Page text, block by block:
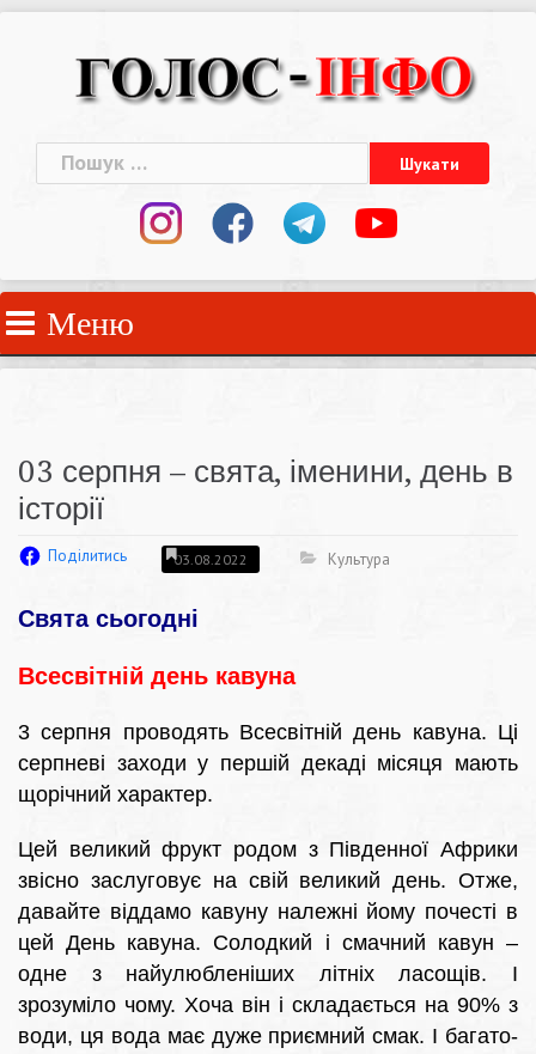
Пошук:
Меню
03 серпня – свята, іменини, день в
історії
Поділитись 03.08.2022 Культура
Свята сьогодні
Всесвітній день кавуна
3 серпня проводять Всесвітній день кавуна. Ці
серпневі заходи у першій декаді місяця мають
щорічний характер.
Цей великий фрукт родом з Південної Африки
звісно заслуговує на свій великий день. Отже,
давайте віддамо кавуну належні йому почесті в
цей День кавуна. Солодкий і смачний кавун –
одне з найулюбленіших літніх ласощів. І
зрозуміло чому. Хоча він і складається на 90% з
води, ця вода має дуже приємний смак. І багато-